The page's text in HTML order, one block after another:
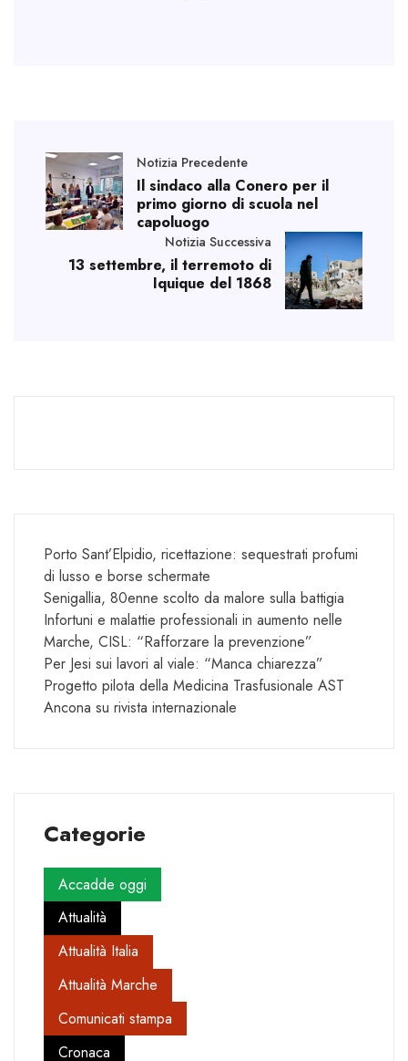
Notizia Precedente
Il sindaco alla Conero per il
primo giorno di scuola nel
capoluogo
Notizia Successiva
13 settembre, il terremoto di
Iquique del 1868
Porto Sant’Elpidio, ricettazione: sequestrati profumi
di lusso e borse schermate
Senigallia, 80enne scolto da malore sulla battigia
Infortuni e malattie professionali in aumento nelle
Marche, CISL: “Rafforzare la prevenzione”
Per Jesi sui lavori al viale: “Manca chiarezza”
Progetto pilota della Medicina Trasfusionale AST
Ancona su rivista internazionale
Categorie
Accadde oggi
Attualità
Attualità Italia
Attualità Marche
Comunicati stampa
Cronaca